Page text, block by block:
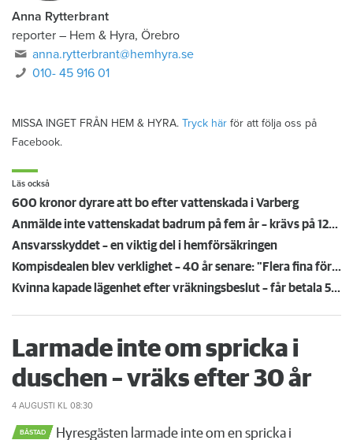
Anna Rytterbrant
reporter – Hem & Hyra, Örebro
anna.rytterbrant@hemhyra.se
010- 45 916 01
MISSA INGET FRÅN HEM & HYRA. Tryck här för att följa oss på
Facebook.
Läs också
600 kronor dyrare att bo efter vattenskada i Varberg
Anmälde inte vattenskadat badrum på fem år – krävs på 125 000 kronor
Ansvarsskyddet – en viktig del i hemförsäkringen
Kompisdealen blev verklighet – 40 år senare: "Flera fina fördelar med att dela bostad"
Kvinna kapade lägenhet efter vräkningsbeslut – får betala 50 000
Larmade inte om spricka i
duschen – vräks efter 30 år
4 AUGUSTI KL 08:30
BÅSTAD
Hyresgästen larmade inte om en spricka i